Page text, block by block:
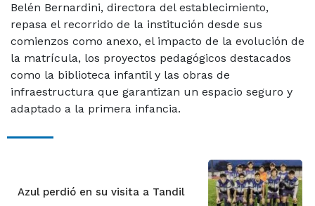
Belén Bernardini, directora del establecimiento,
repasa el recorrido de la institución desde sus
comienzos como anexo, el impacto de la evolución de
la matrícula, los proyectos pedagógicos destacados
como la biblioteca infantil y las obras de
infraestructura que garantizan un espacio seguro y
adaptado a la primera infancia.
Azul perdió en su visita a Tandil